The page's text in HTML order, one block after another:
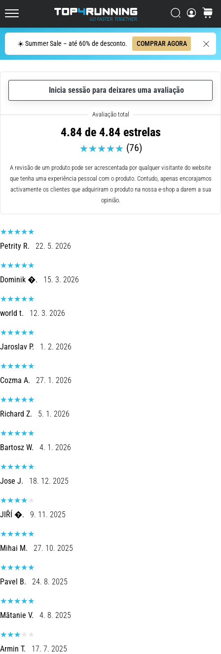
☀️ Summer Sale – até 60% de desconto. COMPRAR AGORA
Procurar
cesto
Procurar
resumido
em
frase:
dói,
mas
vale
pena!
Que
tipos
de…
8 minutos lendo
Corrida
vaivém
e
teste
beep:
O
que
e
como
são
Na
prática,
shuttle
run
a
velocidade,
agilidade
e
mudanças
de
Como
realizado
corretamente,
6. 8. 2026
•
Inicia sessão para deixares uma avaliação
4.84 de 4.84 estrelas
(76)
A revisão de um produto pode ser acrescentada por qualquer visitante do website
que tenha uma experiência pessoal com o produto. Contudo, apenas encorajamos
activamente os clientes que adquiriram o produto na nossa e-shop a darem a sua
opinião.
Petrity R. 22. 5. 2026
Dominik �. 15. 3. 2026
world t. 12. 3. 2026
Jaroslav P. 1. 2. 2026
Cozma A. 27. 1. 2026
Richard Z. 5. 1. 2026
Bartosz W. 4. 1. 2026
Jose J. 18. 12. 2025
JIŘÍ �. 9. 11. 2025
Mihai M. 27. 10. 2025
Pavel B. 24. 8. 2025
Mătanie V. 4. 8. 2025
Armin T. 17. 7. 2025